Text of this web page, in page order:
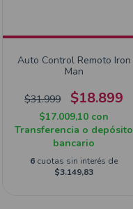
Auto Control Remoto Iron
Man
$31.999 $18.899
$17.009,10 con
Transferencia o depósito
bancario
6 cuotas sin interés de
$3.149,83